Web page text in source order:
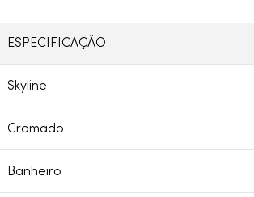
ESPECIFICAÇÃO
Skyline
Cromado
Banheiro